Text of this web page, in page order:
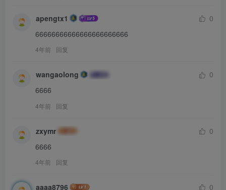
apengtx1
0
66666666666666666666666
4年前 回复
wangaolong
0
6666
4年前 回复
zxymr
0
6666
4年前 回复
aaaa8796
0